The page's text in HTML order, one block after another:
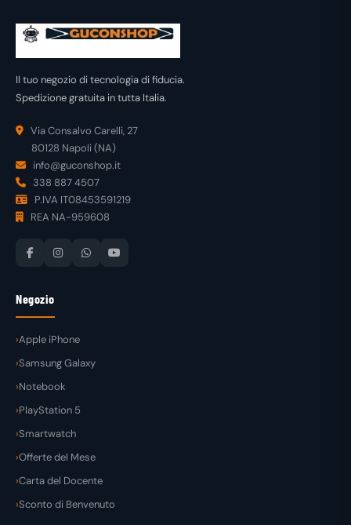
Il tuo negozio di tecnologia di fiducia.
Spedizione gratuita in tutta Italia.
Via Consalvo Carelli, 27
80128 Napoli (NA)
info@guconshop.it
338 887 4507
P.IVA IT08453591219
REA NA-959608
Negozio
Apple iPhone
Samsung Galaxy
Notebook
PlayStation 5
Smartwatch
Offerte del Mese
Carta del Docente
Sconto di Benvenuto